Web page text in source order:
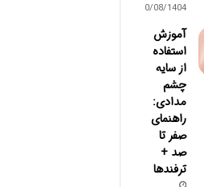
10/08/1404
آموزش
استفاده
از سایه
چشم
مدادی:
راهنمای
صفر تا
صد +
ترفندها